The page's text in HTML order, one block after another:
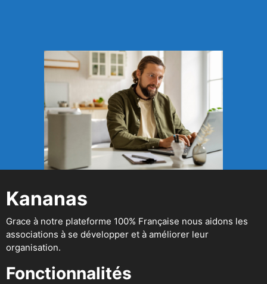
Kananas
Grace à notre plateforme 100% Française nous aidons les
associations à se développer et à améliorer leur
organisation.
Fonctionnalités